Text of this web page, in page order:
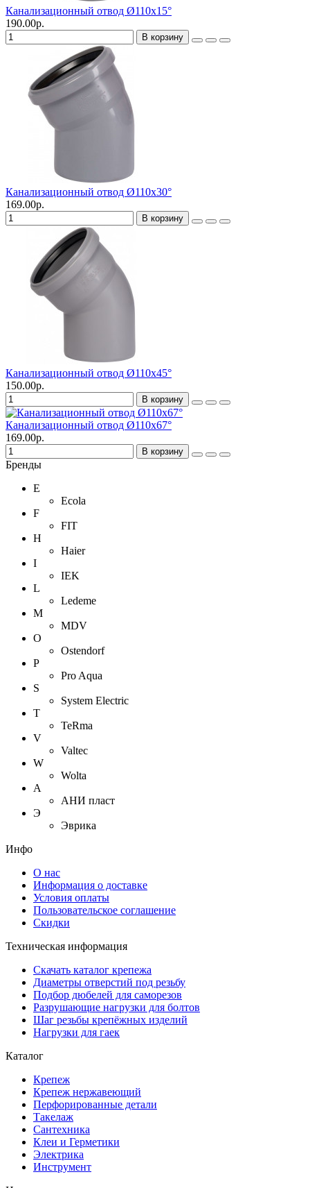
Канализационный отвод Ø110х15°
190.00р.
В корзину
Канализационный отвод Ø110х30°
169.00р.
В корзину
Канализационный отвод Ø110х45°
150.00р.
В корзину
Канализационный отвод Ø110х67°
169.00р.
В корзину
Бренды
E
Ecola
F
FIT
H
Haier
I
IEK
L
Ledeme
M
MDV
O
Ostendorf
P
Pro Aqua
S
System Electric
T
TeRma
V
Valtec
W
Wolta
А
АНИ пласт
Э
Эврика
Инфо
О нас
Информация о доставке
Условия оплаты
Пользовательское соглашение
Скидки
Техническая информация
Скачать каталог крепежа
Диаметры отверстий под резьбу
Подбор дюбелей для саморезов
Разрушающие нагрузки для болтов
Шаг резьбы крепёжных изделий
Нагрузки для гаек
Каталог
Крепеж
Крепеж нержавеющий
Перфорированные детали
Такелаж
Сантехника
Клеи и Герметики
Электрика
Инструмент